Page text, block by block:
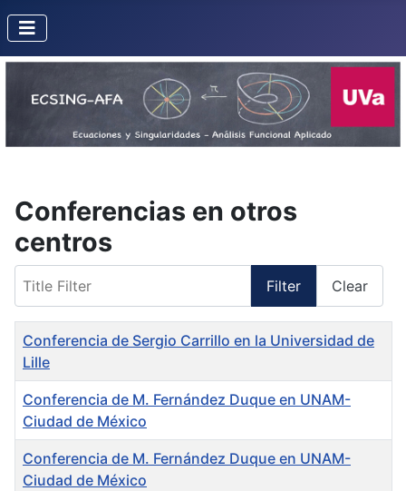
Conferencias en otros
centros
Filter Clear
Title
Conferencia de Sergio Carrillo en la Universidad de
Lille
Conferencia de M. Fernández Duque en UNAM-
Ciudad de México
Conferencia de M. Fernández Duque en UNAM-
Ciudad de México